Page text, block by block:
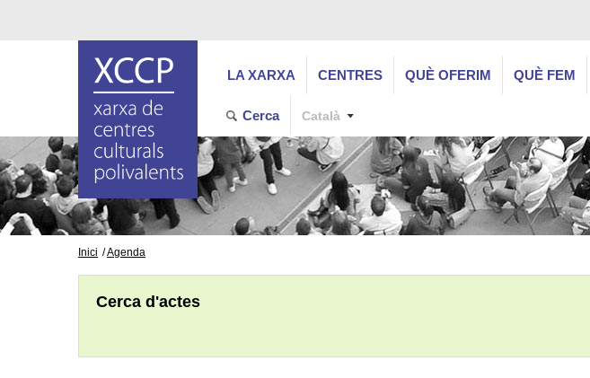
LA XARXA CENTRES QUÈ OFERIM QUÈ FEM
Cerca Català
Inici Agenda
Cerca d'actes